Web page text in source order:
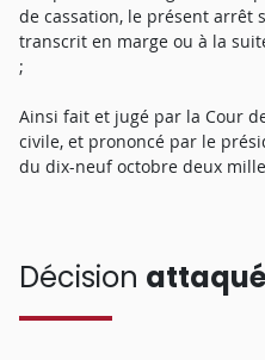
de cassation, le présent arrêt
transcrit en marge ou à la
;
Ainsi fait et jugé par la Cour
civile, et prononcé par le
du dix-neuf octobre deux
Décision